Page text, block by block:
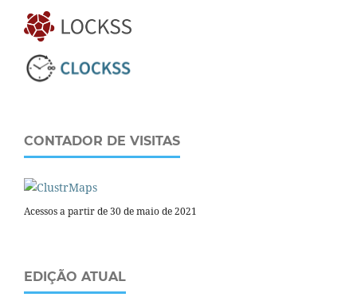
CONTADOR DE VISITAS
Acessos a partir de 30 de maio de 2021
EDIÇÃO ATUAL